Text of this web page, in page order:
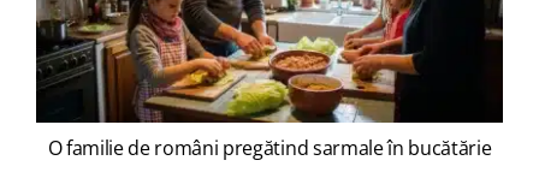
O familie de români pregătind sarmale în bucătărie